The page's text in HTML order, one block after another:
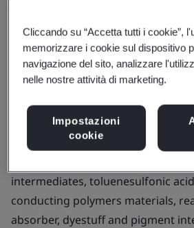
Chung Hwa
Industrial
Business scope:The design,
sulfuric acid, sulfurochloridic acid,
photoresist, developer, ploy
intermediates, toluenesulfonic
conducting polymers materials,
absorber, dyestuff and pigment
Cliccando su “Accetta tutti i cookie”,
memorizzare i cookie sul dispositivo
navigazione del sito, analizzare
nelle nostre attività di marketing.
Impostazioni
cookie